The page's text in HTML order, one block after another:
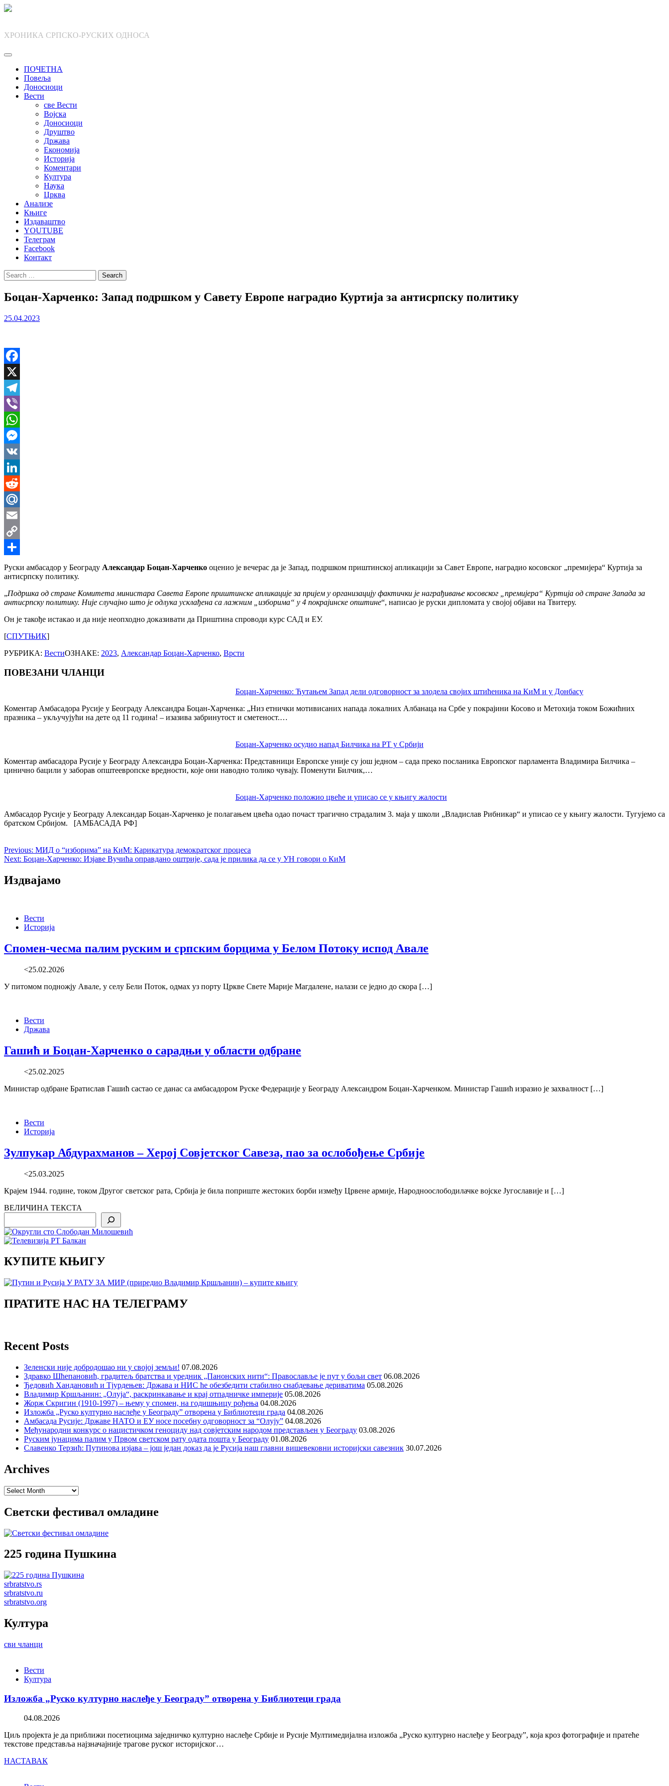
Skip
ХРОНИКА СРПСКО-РУСКИХ ОДНОСА
ПОЧЕТНА
Повеља
Доносиоци
Вести
све Вести
Војска
Доносиоци
Друштво
Држава
Економија
Историја
Коментари
Култура
Наука
Црква
Анализе
Књиге
Издаваштво
YOUTUBE
Телеграм
Facebook
Контакт
Search
for:
Боцан-Харченко: Запад подршком у Савету Европе наградио Куртија за антисрпску политику
25.04.2023
Facebook
X
Telegram
Viber
WhatsApp
Messenger
VK
LinkedIn
Reddit
Mail.Ru
Email
Copy
Link
Share
Руски амбасадор у Београду Александар Боцан-Харченко оценио је вечерас да је Запад, подршком приштинској апликацији за Савет Европе, наградио косовског „премијера“ Куртија за
антисрпску политику.
„Подршка од стране Комитета министара Савета Европе приштинске апликације за пријем у организацију фактички је награђивање косовског „премијера“ Куртија од стране Запада за
антисрпску политику. Није случајно што је одлука усклађена са лажним „изборима“ у 4 покрајинске општине“, написао је руски дипломата у својој објави на Твитеру.
Он је такође истакао и да није неопходно доказивати да Приштина спроводи курс САД и ЕУ.
[СПУТЊИК]
РУБРИКА: ВестиОЗНАКЕ: 2023, Александар Боцан-Харченко, Врсти
ПОВЕЗАНИ ЧЛАНЦИ
Боцан-Харченко: Ћутањем Запад дели одговорност за злодела својих штићеника на КиМ и у Донбасу
Коментар Амбасадора Русије у Београду Александра Боцан-Харченка: „Низ етнички мотивисаних напада локалних Албанаца на Србе у покрајини Косово и Метохија током Божићних
празника – укључујући на дете од 11 година! – изазива забринутост и сметеност.…
Боцан-Харченко осудио напад Билчика на РТ у Србији
Коментар амбасадора Русије у Београду Александра Боцан-Харченка: Представници Европске уније су још једном – сада преко посланика Европског парламента Владимира Билчика –
цинично бацили у заборав општеевропске вредности, које они наводно толико чувају. Поменути Билчик,…
Боцан-Харченко положио цвеће и уписао се у књигу жалости
Амбасадор Русије у Београду Александар Боцан-Харченко је полагањем цвећа одао почаст трагично страдалим 3. маја у школи „Владислав Рибникар“ и уписао се у књигу жалости. Тугујемо са
братском Србијом. [АМБАСАДА РФ]
navigation
Previous: МИД о “изборима” на КиМ: Карикатура демократског процеса
Next: Боцан-Харченко: Изјаве Вучића оправдано оштрије, сада је прилика да се у УН говори о КиМ
Издвајамо
Вести
Историја
Спомен-чесма палим руским и српским борцима у Белом Потоку испод Авале
<25.02.2026
У питомом подножју Авале, у селу Бели Поток, одмах уз порту Цркве Свете Марије Магдалене, налази се једно до скора […]
Вести
Држава
Гашић и Боцан-Харченко о сарадњи у области одбране
<25.02.2025
Министар одбране Братислав Гашић састао се данас са амбасадором Руске Федерације у Београду Александром Боцан-Харченком. Министар Гашић изразио је захвалност […]
Вести
Историја
Зулпукар Абдурахманов – Херој Совјетског Савеза, пао за ослобођење Србије
<25.03.2025
Крајем 1944. године, током Другог светског рата, Србија је била поприште жестоких борби између Црвене армије, Народноослободилачке војске Југославије и […]
ВЕЛИЧИНА ТЕКСТА
КУПИТЕ КЊИГУ
ПРАТИТЕ НАС НА ТЕЛЕГРАМУ
Recent Posts
Зеленски није добродошао ни у својој земљи! 07.08.2026
Здравко Шћепановић, градитељ братства и уредник „Панонских нити“: Православље је пут у бољи свет 06.08.2026
Ђедовић Хандановић и Тјурдењев: Држава и НИС ће обезбедити стабилно снабдевање дериватима 05.08.2026
Владимир Кршљанин: „Олуја“, раскринкавање и крај отпадничке империје 05.08.2026
Жорж Скригин (1910-1997) – њему у спомен, на годишњицу рођења 04.08.2026
Изложба „Руско културно наслеђе у Београду” отворена у Библиотеци града 04.08.2026
Амбасада Русије: Државе НАТО и ЕУ носе посебну одговорност за “Олују” 04.08.2026
Међународни конкурс о нацистичком геноциду над совјетским народом представљен у Београду 03.08.2026
Руским јунацима палим у Првом светском рату одата пошта у Београду 01.08.2026
Славенко Терзић: Путинова изјава – још један доказ да је Русија наш главни вишевековни историјски савезник 30.07.2026
Archives
Archives
Светски фестивал омладине
225 година Пушкина
srbratstvo.rs
srbratstvo.ru
srbratstvo.org
Култура
сви чланци
Вести
Култура
Изложба „Руско културно наслеђе у Београду” отворена у Библиотеци града
04.08.2026
Циљ пројекта је да приближи посетиоцима заједничко културно наслеђе Србије и Русије Мултимедијална изложба „Руско културно наслеђе у Београду”, која кроз фотографије и пратеће
текстове представља најзначајније трагове руског историјског…
НАСТАВАК